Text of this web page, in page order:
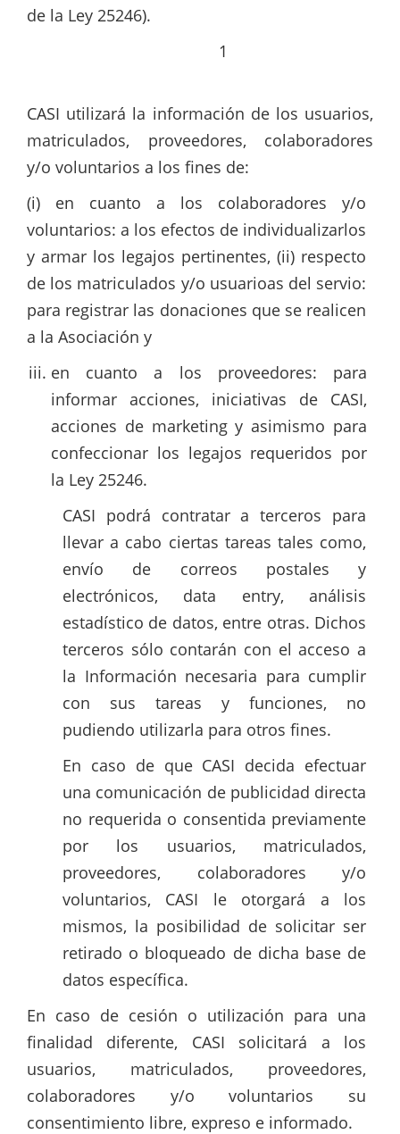
de la Ley 25246).
1
CASI utilizará la información de los usuarios,
matriculados, proveedores, colaboradores
y/o voluntarios a los fines de:
(i) en cuanto a los colaboradores y/o
voluntarios: a los efectos de individualizarlos
y armar los legajos pertinentes, (ii) respecto
de los matriculados y/o usuarioas del servio:
para registrar las donaciones que se realicen
a la Asociación y
en cuanto a los proveedores: para
informar acciones, iniciativas de CASI,
acciones de marketing y asimismo para
confeccionar los legajos requeridos por
la Ley 25246.
CASI podrá contratar a terceros para
llevar a cabo ciertas tareas tales como,
envío de correos postales y
electrónicos, data entry, análisis
estadístico de datos, entre otras. Dichos
terceros sólo contarán con el acceso a
la Información necesaria para cumplir
con sus tareas y funciones, no
pudiendo utilizarla para otros fines.
En caso de que CASI decida efectuar
una comunicación de publicidad directa
no requerida o consentida previamente
por los usuarios, matriculados,
proveedores, colaboradores y/o
voluntarios, CASI le otorgará a los
mismos, la posibilidad de solicitar ser
retirado o bloqueado de dicha base de
datos específica.
En caso de cesión o utilización para una
finalidad diferente, CASI solicitará a los
usuarios, matriculados, proveedores,
colaboradores y/o voluntarios su
consentimiento libre, expreso e informado.